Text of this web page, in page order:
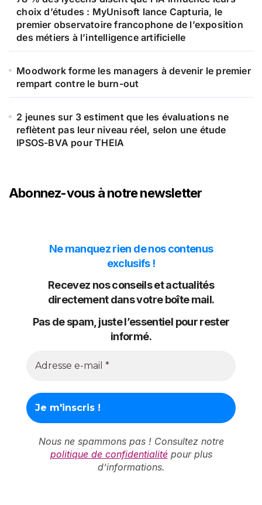
choix d’études : MyUnisoft lance Capturia, le
premier observatoire francophone de l’exposition
des métiers à l’intelligence artificielle
Moodwork forme les managers à devenir le premier
rempart contre le burn-out
2 jeunes sur 3 estiment que les évaluations ne
reflètent pas leur niveau réel, selon une étude
IPSOS-BVA pour THEIA
Abonnez-vous à notre newsletter
Ne manquez rien de nos contenus
exclusifs !
Recevez nos conseils et actualités
directement dans votre boîte mail.
Pas de spam, juste l’essentiel pour rester
informé.
Nous ne spammons pas ! Consultez notre
politique de confidentialitépour plus
d’informations.